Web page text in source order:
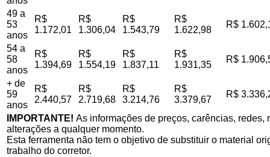
49 a
53
anos
R$
1.172,01
R$
1.306,04
R$
1.543,79
R$
1.622,98
R$
54 a
58
anos
R$
1.394,69
R$
1.554,19
R$
1.837,11
R$
1.931,35
R$
+ de
59
anos
R$
2.440,57
R$
2.719,68
R$
3.214,76
R$
3.379,67
R$
IMPORTANTE! As informações de preços, carências,
alterações a qualquer momento.
Esta ferramenta não tem o objetivo de substituir o material
trabalho do corretor.